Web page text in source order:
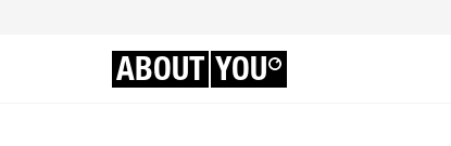
ABOUT YOU